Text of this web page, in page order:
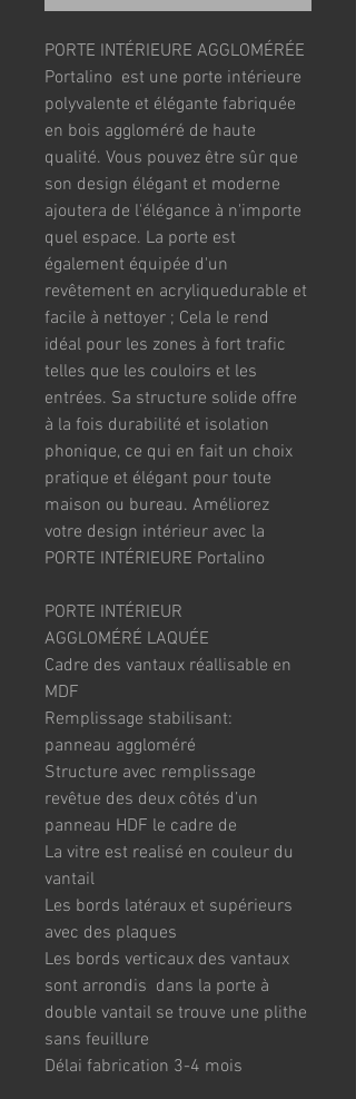
PORTE INTÉRIEURE AGGLOMÉRÉE
Portalino  est une porte intérieure
polyvalente et élégante fabriquée
en bois aggloméré de haute
qualité. Vous pouvez être sûr que
son design élégant et moderne
ajoutera de l'élégance à n'importe
quel espace. La porte est
également équipée d'un
revêtement en acryliquedurable et
facile à nettoyer ; Cela le rend
idéal pour les zones à fort trafic
telles que les couloirs et les
entrées. Sa structure solide offre
à la fois durabilité et isolation
phonique, ce qui en fait un choix
pratique et élégant pour toute
maison ou bureau. Améliorez
votre design intérieur avec la
PORTE INTÉRIEURE Portalino
PORTE INTÉRIEUR
AGGLOMÉRÉ LAQUÉE
Cadre des vantaux réallisable en
MDF
Remplissage stabilisant:
panneau aggloméré
Structure avec remplissage
revêtue des deux côtés d’un
panneau HDF le cadre de
La vitre est realisé en couleur du
vantail
Les bords latéraux et supérieurs
avec des plaques
Les bords verticaux des vantaux
sont arrondis  dans la porte à
double vantail se trouve une plithe
sans feuillure
Délai fabrication 3-4 mois